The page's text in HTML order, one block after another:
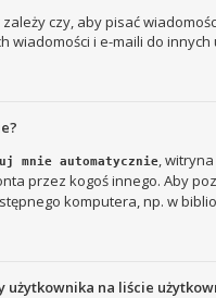
czy, aby pisać
wiadomości i e-maili do
mnie automatycznie,
przez kogoś innego. Aby
komputera, np. w
użytkownika na liście